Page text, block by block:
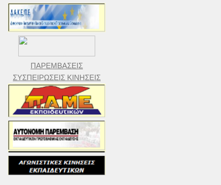
ΠΑΡΕΜΒΑΣΕΙΣ
ΣΥΣΠΕΙΡΩΣΕΙΣ ΚΙΝΗΣΕΙΣ